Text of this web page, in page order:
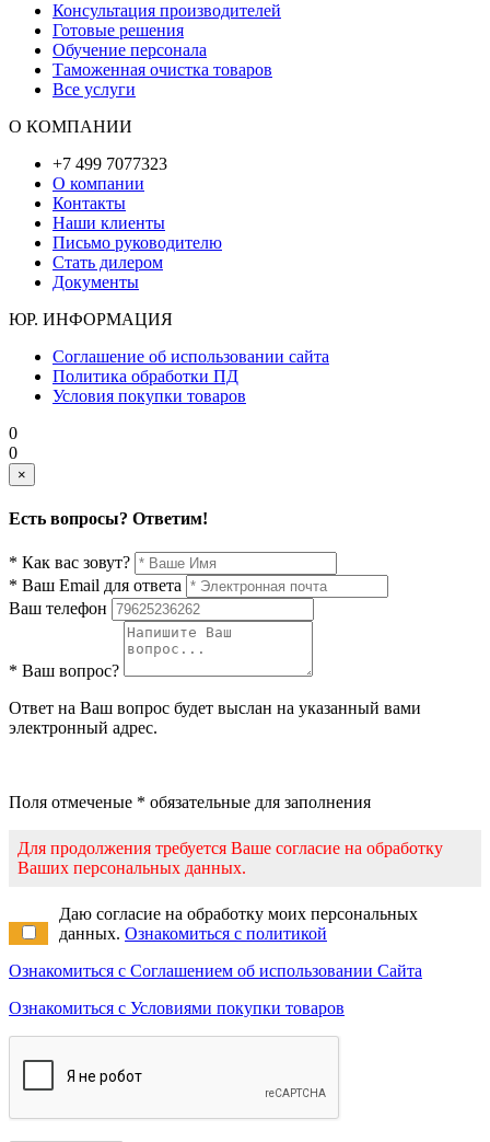
Консультация производителей
Готовые решения
Обучение персонала
Таможенная очистка товаров
Все услуги
О КОМПАНИИ
+7 499 7077323
О компании
Контакты
Наши клиенты
Письмо руководителю
Стать дилером
Документы
ЮР. ИНФОРМАЦИЯ
Соглашение об использовании сайта
Политика обработки ПД
Условия покупки товаров
0
0
×
Есть вопросы? Ответим!
* Как вас зовут?
* Ваш Email для ответа
Ваш телефон
* Ваш вопрос?
Ответ на Ваш вопрос будет выслан на указанный вами
электронный адрес.
Поля отмеченые * обязательные для заполнения
Для продолжения требуется Ваше согласие на обработку
Ваших персональных данных.
Даю согласие на обработку моих персональных
данных. Ознакомиться с политикой
Ознакомиться с Соглашением об использовании Сайта
Ознакомиться с Условиями покупки товаров